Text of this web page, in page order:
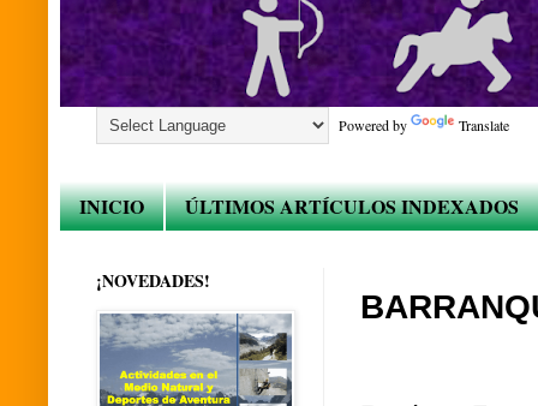
Powered by Translate
INICIO ÚLTIMOS ARTÍCULOS INDEXADOS
¡NOVEDADES!